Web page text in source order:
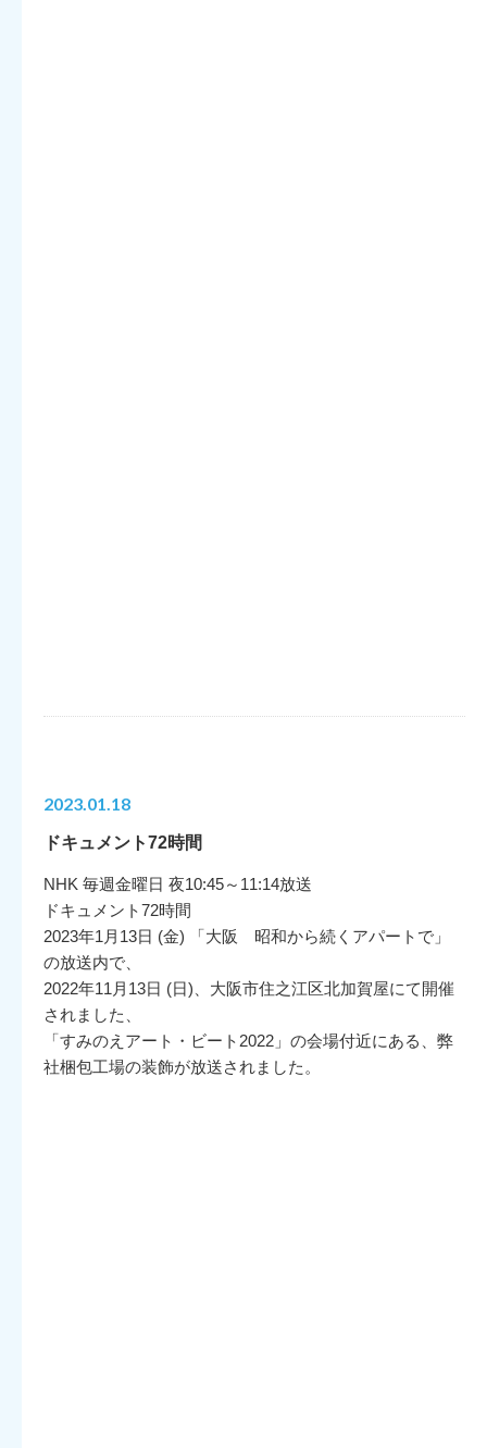
2023.01.18
ドキュメント72時間
NHK 毎週金曜日 夜10:45～11:14放送
ドキュメント72時間
2023年1月13日 (金) 「大阪 昭和から続くアパートで」
の放送内で、
2022年11月13日 (日)、大阪市住之江区北加賀屋にて開催
されました、
「すみのえアート・ビート2022」の会場付近にある、弊
社梱包工場の装飾が放送されました。